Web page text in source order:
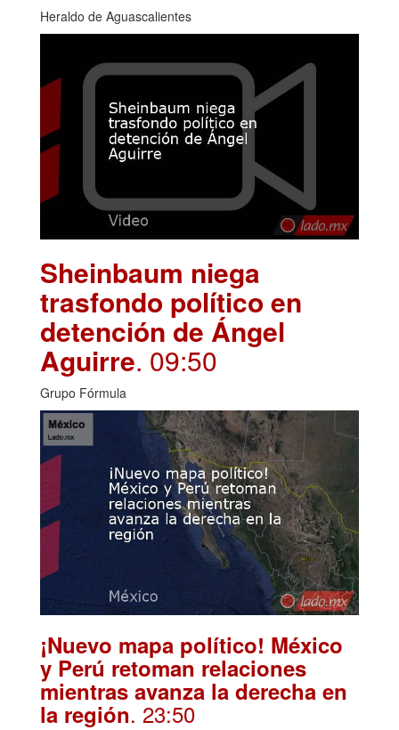
Heraldo de Aguascalientes
Sheinbaum niega
trasfondo político en
detención de Ángel
Aguirre. 09:50
Grupo Fórmula
¡Nuevo mapa político! México
y Perú retoman relaciones
mientras avanza la derecha en
la región. 23:50